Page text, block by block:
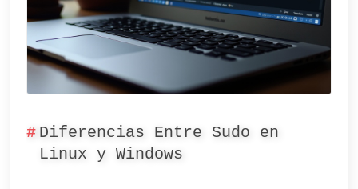
Diferencias Entre Sudo en
Linux y Windows